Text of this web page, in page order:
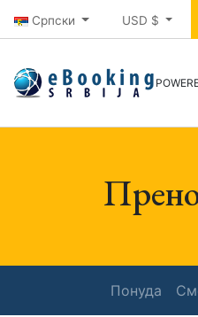
Српски USD $
Понуда